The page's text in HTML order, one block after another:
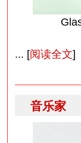
... [阅读全文]
音乐家